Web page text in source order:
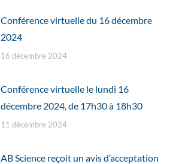
Conférence virtuelle du 16 décembre
2024
16 décembre 2024
Conférence virtuelle le lundi 16
décembre 2024, de 17h30 à 18h30
11 décembre 2024
AB Science reçoit un avis d’acceptation